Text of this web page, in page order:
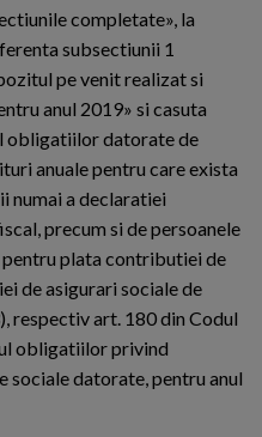
completate», la
subsectiunii 1
pe venit realizat si
anul 2019» si casuta
obligatiilor datorate de
anuale pentru care exista
numai a declaratiei
precum si de persoanele
plata contributiei de
de asigurari sociale de
respectiv art. 180 din Codul
obligatiilor privind
datorate, pentru anul